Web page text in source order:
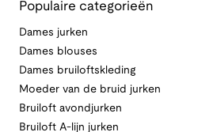
Populaire categorieën
Dames jurken
Dames blouses
Dames bruiloftskleding
Moeder van de bruid jurken
Bruiloft avondjurken
Bruiloft A-lijn jurken